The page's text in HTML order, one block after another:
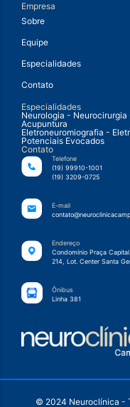
Empresa
Sobre
Equipe
Especialidades
Contato
Especialidades
Neurologia -
Acupuntura
Eletroneuromiografia -
Potenciais Evocados
Contato
Telefone
(19) 99910-1001
(19) 3209-0725
E-mail
Endereço
Condomínio Praça
214, Lot. Center Santa
Ônibus
Linha 381
© 2024 Neuroclínica -